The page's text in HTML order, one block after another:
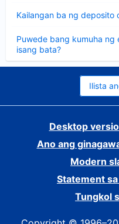
Kailangan ba ng deposito
ang
Puwede bang kumuha
isang bata?
ang
sagot
Ilista
Desktop
Ano ang
Modern
Statement
Tungkol